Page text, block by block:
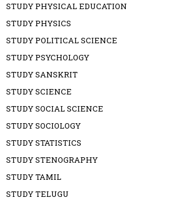
STUDY PHYSICAL EDUCATION
STUDY PHYSICS
STUDY POLITICAL SCIENCE
STUDY PSYCHOLOGY
STUDY SANSKRIT
STUDY SCIENCE
STUDY SOCIAL SCIENCE
STUDY SOCIOLOGY
STUDY STATISTICS
STUDY STENOGRAPHY
STUDY TAMIL
STUDY TELUGU